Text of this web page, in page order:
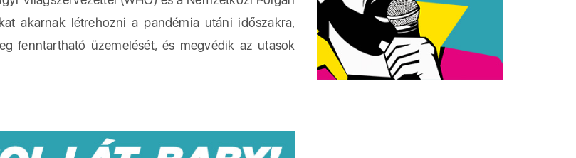
akarnak létrehozni a pandémia utáni időszakra,
fenntartható üzemelését, és megvédik az utasok